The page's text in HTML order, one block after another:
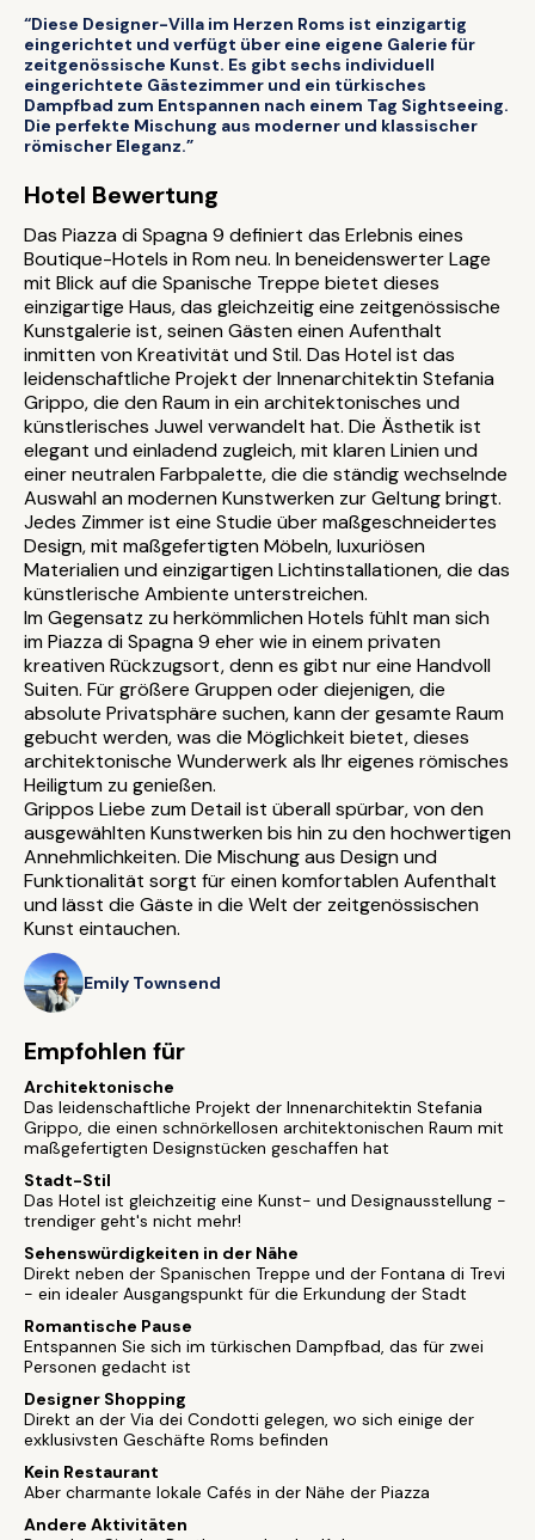
“Diese Designer-Villa im Herzen Roms ist einzigartig
eingerichtet und verfügt über eine eigene Galerie für
zeitgenössische Kunst. Es gibt sechs individuell
eingerichtete Gästezimmer und ein türkisches
Dampfbad zum Entspannen nach einem Tag Sightseeing.
Die perfekte Mischung aus moderner und klassischer
römischer Eleganz.”
Hotel Bewertung
Das Piazza di Spagna 9 definiert das Erlebnis eines
Boutique-Hotels in Rom neu. In beneidenswerter Lage
mit Blick auf die Spanische Treppe bietet dieses
einzigartige Haus, das gleichzeitig eine zeitgenössische
Kunstgalerie ist, seinen Gästen einen Aufenthalt
inmitten von Kreativität und Stil. Das Hotel ist das
leidenschaftliche Projekt der Innenarchitektin Stefania
Grippo, die den Raum in ein architektonisches und
künstlerisches Juwel verwandelt hat. Die Ästhetik ist
elegant und einladend zugleich, mit klaren Linien und
einer neutralen Farbpalette, die die ständig wechselnde
Auswahl an modernen Kunstwerken zur Geltung bringt.
Jedes Zimmer ist eine Studie über maßgeschneidertes
Design, mit maßgefertigten Möbeln, luxuriösen
Materialien und einzigartigen Lichtinstallationen, die das
künstlerische Ambiente unterstreichen.
Im Gegensatz zu herkömmlichen Hotels fühlt man sich
im Piazza di Spagna 9 eher wie in einem privaten
kreativen Rückzugsort, denn es gibt nur eine Handvoll
Suiten. Für größere Gruppen oder diejenigen, die
absolute Privatsphäre suchen, kann der gesamte Raum
gebucht werden, was die Möglichkeit bietet, dieses
architektonische Wunderwerk als Ihr eigenes römisches
Heiligtum zu genießen.
Grippos Liebe zum Detail ist überall spürbar, von den
ausgewählten Kunstwerken bis hin zu den hochwertigen
Annehmlichkeiten. Die Mischung aus Design und
Funktionalität sorgt für einen komfortablen Aufenthalt
und lässt die Gäste in die Welt der zeitgenössischen
Kunst eintauchen.
Emily Townsend
Empfohlen für
Architektonische
Das leidenschaftliche Projekt der Innenarchitektin Stefania
Grippo, die einen schnörkellosen architektonischen Raum mit
maßgefertigten Designstücken geschaffen hat
Stadt-Stil
Das Hotel ist gleichzeitig eine Kunst- und Designausstellung -
trendiger geht's nicht mehr!
Sehenswürdigkeiten in der Nähe
Direkt neben der Spanischen Treppe und der Fontana di Trevi
- ein idealer Ausgangspunkt für die Erkundung der Stadt
Romantische Pause
Entspannen Sie sich im türkischen Dampfbad, das für zwei
Personen gedacht ist
Designer Shopping
Direkt an der Via dei Condotti gelegen, wo sich einige der
exklusivsten Geschäfte Roms befinden
Kein Restaurant
Aber charmante lokale Cafés in der Nähe der Piazza
Andere Aktivitäten